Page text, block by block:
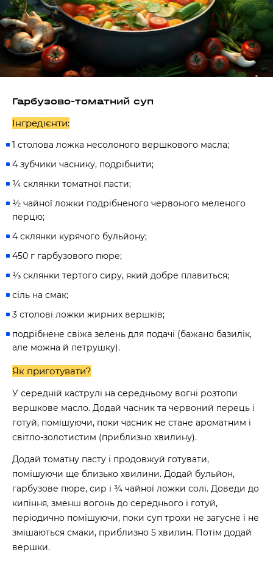
Гарбузово-томатний суп
Інгредієнти:
1 столова ложка несолоного вершкового масла;
4 зубчики часнику, подрібнити;
¼ склянки томатної пасти;
½ чайної ложки подрібненого червоного меленого
перцю;
4 склянки курячого бульйону;
450 г гарбузового пюре;
⅓ склянки тертого сиру, який добре плавиться;
сіль на смак;
3 столові ложки жирних вершків;
подрібнене свіжа зелень для подачі (бажано базилік,
але можна й петрушку).
Як приготувати?
У середній каструлі на середньому вогні розтопи
вершкове масло. Додай часник та червоний перець і
готуй, помішуючи, поки часник не стане ароматним і
світло-золотистим (приблизно хвилину).
Додай томатну пасту і продовжуй готувати,
помішуючи ще близько хвилини. Додай бульйон,
гарбузове пюре, сир і ¾ чайної ложки солі. Доведи до
кипіння, зменш вогонь до середнього і готуй,
періодично помішуючи, поки суп трохи не загусне і не
змішаються смаки, приблизно 5 хвилин. Потім додай
вершки.